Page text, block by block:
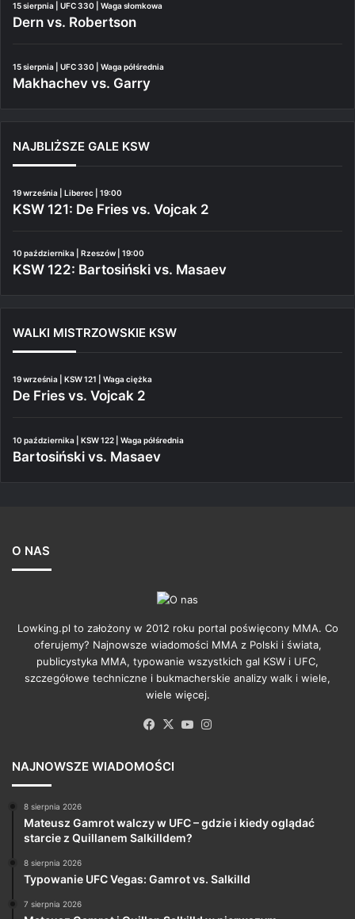
15 sierpnia | UFC 330 | Waga słomkowa
Dern vs. Robertson
15 sierpnia | UFC 330 | Waga półśrednia
Makhachev vs. Garry
NAJBLIŻSZE GALE KSW
19 września | Liberec | 19:00
KSW 121: De Fries vs. Vojcak 2
10 października | Rzeszów | 19:00
KSW 122: Bartosiński vs. Masaev
WALKI MISTRZOWSKIE KSW
19 września | KSW 121 | Waga ciężka
De Fries vs. Vojcak 2
10 października | KSW 122 | Waga półśrednia
Bartosiński vs. Masaev
O NAS
Lowking.pl to założony w 2012 roku portal poświęcony MMA. Co
oferujemy? Najnowsze wiadomości MMA z Polski i świata,
publicystyka MMA, typowanie wszystkich gal KSW i UFC,
szczegółowe techniczne i bukmacherskie analizy walk i wiele,
wiele więcej.
Facebook
X YouTube
NAJNOWSZE WIADOMOŚCI
8 sierpnia 2026
Mateusz Gamrot walczy w UFC – gdzie i kiedy oglądać
starcie z Quillanem Salkilldem?
8 sierpnia 2026
Typowanie UFC Vegas: Gamrot vs. Salkilld
7 sierpnia 2026